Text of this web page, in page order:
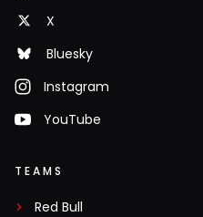
X
Bluesky
Instagram
YouTube
TEAMS
Red Bull